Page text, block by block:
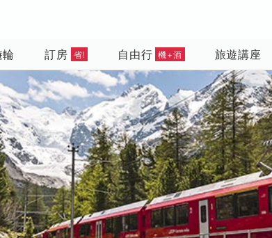
訂房 省! 自由行 機+酒 旅遊講座